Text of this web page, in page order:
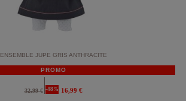
ENSEMBLE JUPE GRIS ANTHRACITE
PROMO
32,99 € -48% 16,99 €